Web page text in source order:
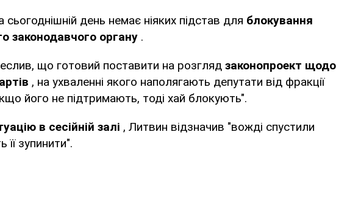
день немає ніяких підстав для блокування
законодавчого органу .
що готовий поставити на розгляд законопроект щодо
, на ухваленні якого наполягають депутати від фракції
його не підтримають, тоді хай блокують".
в сесійній залі , Литвин відзначив "вожді спустили
зупинити".